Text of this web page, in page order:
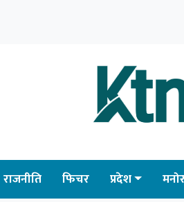
राजनीति फिचर प्रदेश